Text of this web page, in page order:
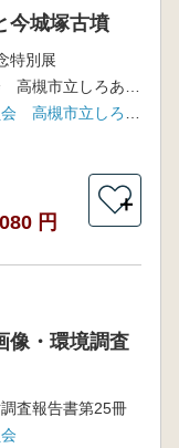
今城塚古墳
特別展
円
＋
・環境調査
査報告書第25冊